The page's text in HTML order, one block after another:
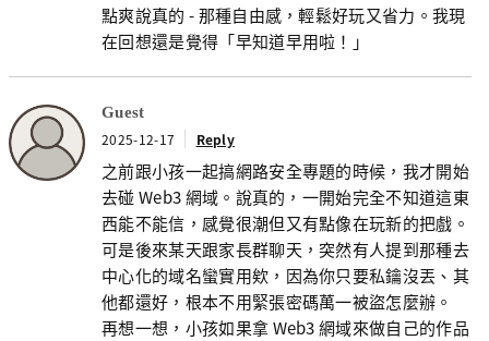
點爽說真的 - 那種自由感，輕鬆好玩又省力。我現
在回想還是覺得「早知道早用啦！」
Guest
2025-12-17 Reply
之前跟小孩一起搞網路安全專題的時候，我才開始
去碰 Web3 網域。說真的，一開始完全不知道這東
西能不能信，感覺很潮但又有點像在玩新的把戲。
可是後來某天跟家長群聊天，突然有人提到那種去
中心化的域名蠻實用欸，因為你只要私鑰沒丟、其
他都還好，根本不用緊張密碼萬一被盜怎麼辦。
再想一想，小孩如果拿 Web3 網域來做自己的作品